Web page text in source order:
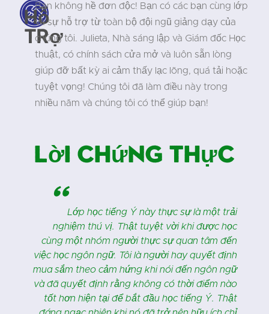
Hỗ
trợ
Bạn không hề đơn độc! Bạn có các bạn cùng lớp
và sự hỗ trợ từ toàn bộ đội ngũ giảng dạy của
chúng tôi. Julieta, Nhà sáng lập và Giám đốc Học
thuật, có chính sách cửa mở và luôn sẵn lòng
giúp đỡ bất kỳ ai cảm thấy lạc lõng, quá tải hoặc
tuyệt vọng! Chúng tôi đã làm điều này trong
nhiều năm và chúng tôi có thể giúp bạn!
Lời chứng thực
" Lớp học tiếng Ý này thực sự là một trải
nghiệm thú vị. Thật tuyệt vời khi được học
cùng một nhóm người thực sự quan tâm đến
việc học ngôn ngữ. Tôi là người hay quyết định
mua sắm theo cảm hứng khi nói đến ngôn ngữ
và đã quyết định rằng không có thời điểm nào
tốt hơn hiện tại để bắt đầu học tiếng Ý. Thật